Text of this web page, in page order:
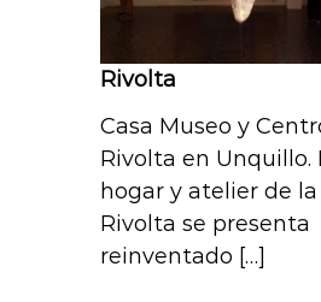
Rivolta
Casa Museo y
Rivolta en Unquillo.
hogar y atelier de
Rivolta se presenta
reinventado […]